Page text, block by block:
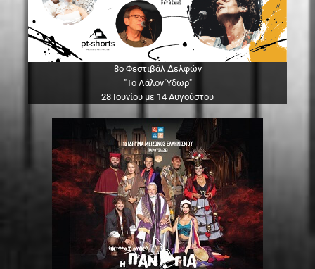
8ο Φεστιβάλ Δελφών
"Το Λάλον Ύδωρ"
28 Ιουνίου με 14 Αυγούστου